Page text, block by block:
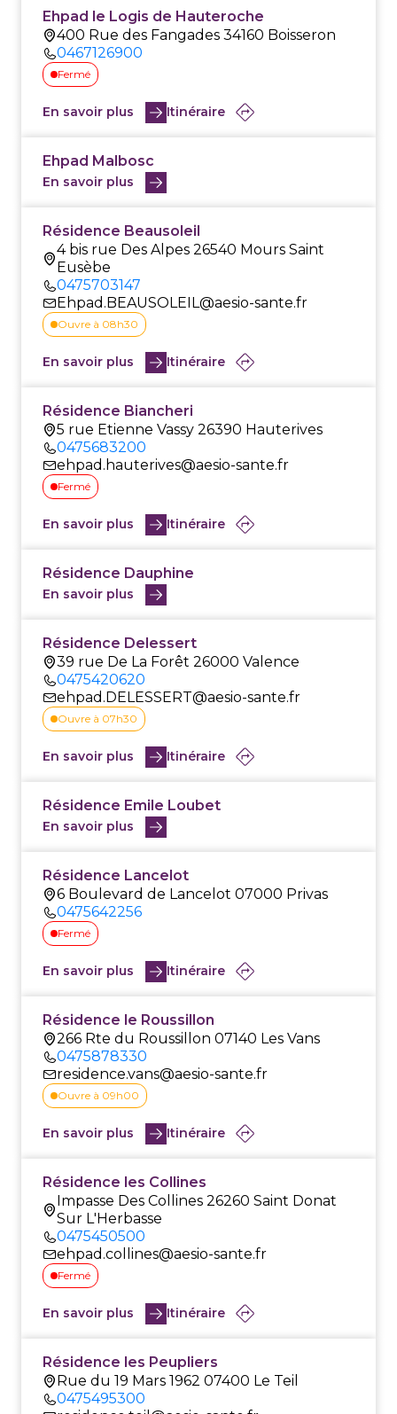
Ehpad le Logis de Hauteroche
400 Rue des Fangades 34160 Boisseron
0467126900
Fermé
En savoir plus Itinéraire
Ehpad Malbosc
En savoir plus
Résidence Beausoleil
4 bis rue Des Alpes 26540 Mours Saint
Eusèbe
0475703147
Ehpad.BEAUSOLEIL@aesio-sante.fr
Ouvre à 08h30
En savoir plus Itinéraire
Résidence Biancheri
5 rue Etienne Vassy 26390 Hauterives
0475683200
ehpad.hauterives@aesio-sante.fr
Fermé
En savoir plus Itinéraire
Résidence Dauphine
En savoir plus
Résidence Delessert
39 rue De La Forêt 26000 Valence
0475420620
ehpad.DELESSERT@aesio-sante.fr
Ouvre à 07h30
En savoir plus Itinéraire
Résidence Emile Loubet
En savoir plus
Résidence Lancelot
6 Boulevard de Lancelot 07000 Privas
0475642256
Fermé
En savoir plus Itinéraire
Résidence le Roussillon
266 Rte du Roussillon 07140 Les Vans
0475878330
residence.vans@aesio-sante.fr
Ouvre à 09h00
En savoir plus Itinéraire
Résidence les Collines
Impasse Des Collines 26260 Saint Donat
Sur L'Herbasse
0475450500
ehpad.collines@aesio-sante.fr
Fermé
En savoir plus Itinéraire
Résidence les Peupliers
Rue du 19 Mars 1962 07400 Le Teil
0475495300